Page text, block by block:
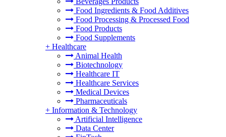
Food Ingredients & Food Additives
Food Processing & Processed Food
Food Products
Food Supplements
+ Healthcare
Animal Health
Biotechnology
Healthcare IT
Healthcare Services
Medical Devices
Pharmaceuticals
+ Information & Technology
Artificial Intelligence
Data Center